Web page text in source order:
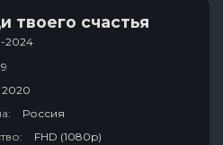
твоего счастья
2024
2020
Россия
FHD (1080p)